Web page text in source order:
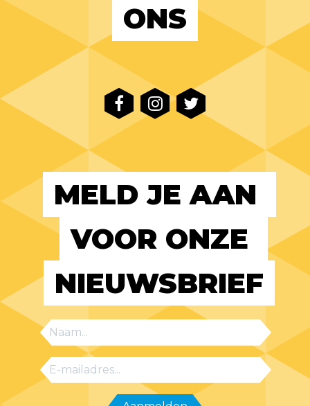
ONS
MELD JE AAN
VOOR ONZE
NIEUWSBRIEF